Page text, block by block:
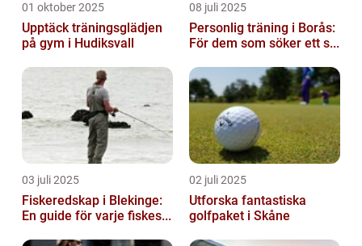
01 oktober 2025
Upptäck träningsglädjen
på gym i Hudiksvall
08 juli 2025
Personlig träning i Borås:
För dem som söker ett s...
03 juli 2025
Fiskeredskap i Blekinge:
En guide för varje fiskes...
02 juli 2025
Utforska fantastiska
golfpaket i Skåne